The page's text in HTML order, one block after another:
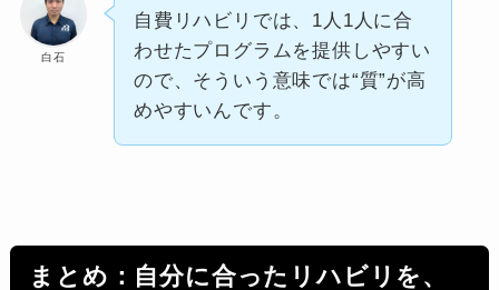
白石
自費リハビリでは、1人1人に合
わせたプログラムを提供しやすい
ので、そういう意味では“質”が高
めやすいんです。
まとめ：自分に合ったリハビリを、